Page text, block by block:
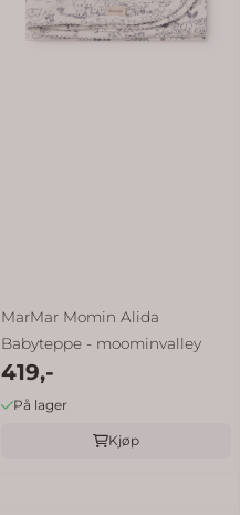
MarMar Momin Alida
Babyteppe - moominvalley
419,-
På lager
Kjøp